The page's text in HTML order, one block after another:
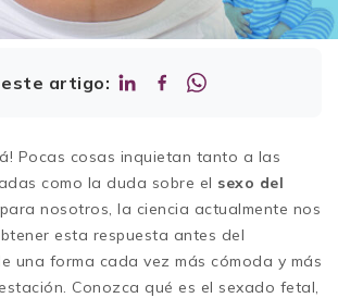
artigo:
Pocas cosas inquietan tanto a las
como la duda sobre el sexo del
nosotros, la ciencia actualmente nos
esta respuesta antes del
una forma cada vez más cómoda y más
Conozca qué es el sexado fetal,